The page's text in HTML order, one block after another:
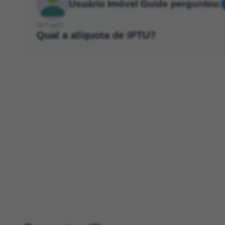
Usuário Imóvel Guide perguntou:
Qual a alíquota de IPTU?